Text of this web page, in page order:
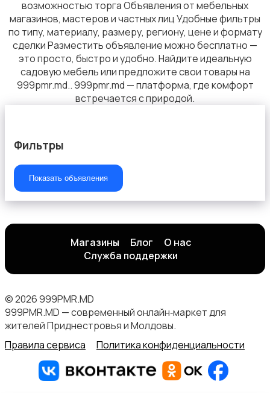
Растения и семена
Посуда
Подставки и тумбы
возможностью торга Объявления от мебельных
магазинов, мастеров и частных лиц Удобные фильтры
по типу, материалу, размеру, региону, цене и формату
сделки Разместить объявление можно бесплатно —
это просто, быстро и удобно. Найдите идеальную
садовую мебель или предложите свои товары на
999pmr.md.. 999pmr.md — платформа, где комфорт
встречается с природой.
Фильтры
Показать объявления
Магазины Блог
О нас
Служба поддержки
© 2026 999PMR.MD
999PMR.MD — современный онлайн‑маркет для
жителей Приднестровья и Молдовы.
Правила сервиса
Политика конфиденциальности